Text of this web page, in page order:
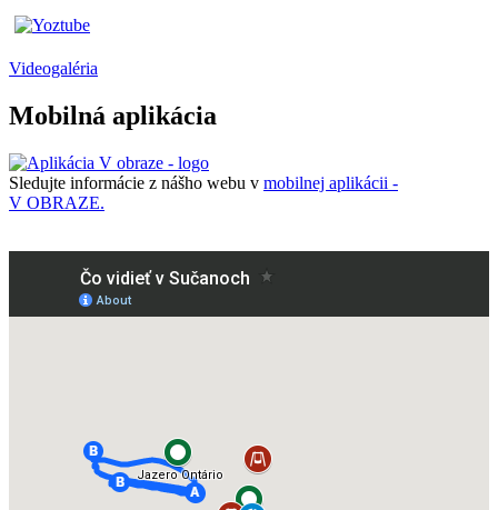
Videogaléria
Mobilná aplikácia
Sledujte informácie z nášho webu v mobilnej aplikácii -
V OBRAZE.